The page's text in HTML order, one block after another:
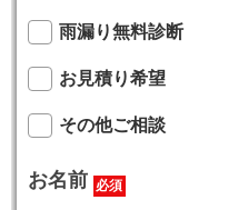
雨漏り無料診断
お見積り希望
その他ご相談
お名前 必須